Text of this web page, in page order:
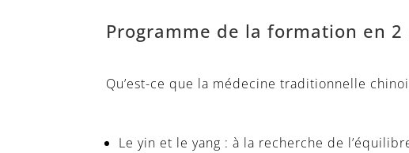
Programme de la formation en
Qu’est-ce que la médecine traditionnelle
Le yin et le yang : à la recherche de